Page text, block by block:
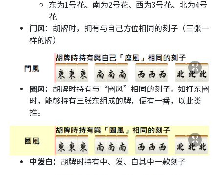
东为1号花、南为2号花、西为3号花、北为4号
花
门风： 胡牌时，拥有与自己方位相同的刻子（三张一
样的牌）
圈风： 胡牌时持有与“圈风”相同的刻子。如打东圈
时，能够持有三张东组成的牌，便有一番，以此类
推。
中发白： 胡牌时持有中、发、白其中一款刻子